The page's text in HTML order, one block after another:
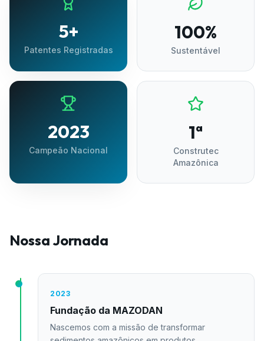
5+
Patentes Registradas
100%
Sustentável
2023
Campeão Nacional
1ª
Construtec
Amazônica
Nossa Jornada
2023
Fundação da MAZODAN
Nascemos com a missão de transformar